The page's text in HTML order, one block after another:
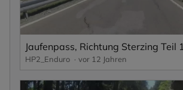
Jaufenpass, Richtung Sterzing Teil 1
HP2_Enduro vor 12 Jahren